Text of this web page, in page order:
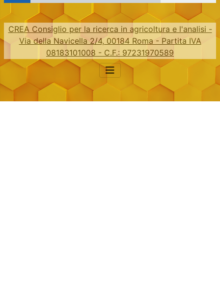
CREA Consiglio per la ricerca in agricoltura e l'analisi -
Via della Navicella 2/4, 00184 Roma - Partita IVA
08183101008 - C.F.: 97231970589